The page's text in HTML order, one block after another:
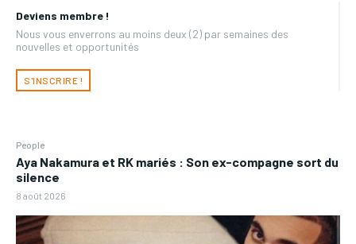
Deviens membre !
Nous vous enverrons au moins deux (2) par semaines des
nouvelles et opportunités
S'INSCRIRE !
People
Aya Nakamura et RK mariés : Son ex-compagne sort du
silence
8 août 2026